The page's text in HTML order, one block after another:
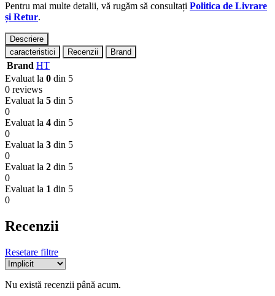
Pentru mai multe detalii, vă rugăm să consultați Politica de Livrare
și Retur.
Descriere
caracteristici
Recenzii Brand
Brand HT
Evaluat la 0 din 5
0 reviews
Evaluat la 5 din 5
0
Evaluat la 4 din 5
0
Evaluat la 3 din 5
0
Evaluat la 2 din 5
0
Evaluat la 1 din 5
0
Recenzii
Resetare filtre
Nu există recenzii până acum.